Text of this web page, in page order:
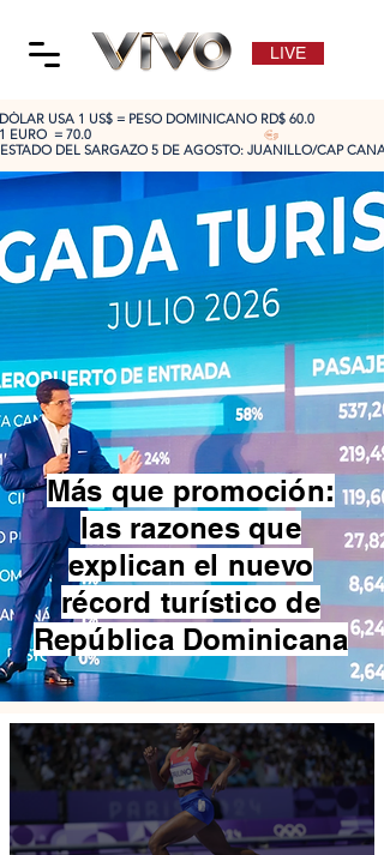
LIVE
ESTADO DEL SARGAZO 5 DE AGOSTO: JUANILLO/CAP
DÓLAR USA 1 US$ = PESO DOMINICANO RD$ 60.0
1 EURO  = 70.0
Más que promoción:
las razones que
explican el nuevo
récord turístico de
República Dominicana